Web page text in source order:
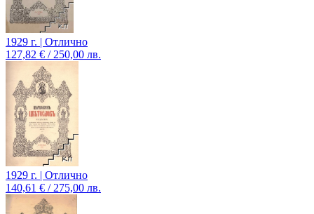
1929 г. | Отлично
127,82 € / 250,00 лв.
1929 г. | Отлично
140,61 € / 275,00 лв.